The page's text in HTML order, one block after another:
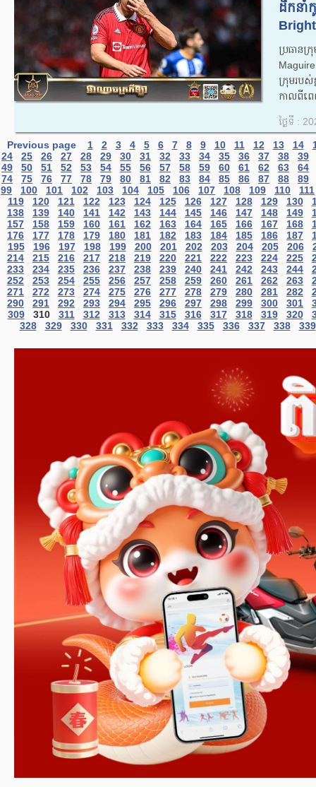
ដឹកនាំ​
ប្រធាន​ក្
ក្រុម​របស់​
កាល​ពី​ពេ
ថ្ងៃទី :
Previous page 1 2 3 4 5 6 7 8 9 10 11 12 13 14
24
25 26 27 28 29 30 31 32 33 34 35 36 37 38
39
49
50 51 52 53 54 55 56 57 58 59 60 61 62 63
64
74
75 76 77 78 79 80 81 82 83 84 85 86 87 88
89
99
100 101 102 103 104 105 106 107 108 109 110
111
119
120 121 122 123 124 125 126 127 128 129 130
138
139 140 141 142 143 144 145 146 147 148 149
157
158 159 160 161 162 163 164 165 166 167 168
176
177 178 179 180 181 182 183 184 185 186 187
195
196 197 198 199 200 201 202 203 204 205 206
214
215 216 217 218 219 220 221 222 223 224 225
233
234 235 236 237 238 239 240 241 242 243 244
252
253 254 255 256 257 258 259 260 261 262 263
271
272 273 274 275 276 277 278 279 280 281 282
290
291 292 293 294 295 296 297 298 299 300 301
309
310 311 312 313 314 315 316 317 318 319 320
328
329 330 331 332 333 334 335 336 337 338 339